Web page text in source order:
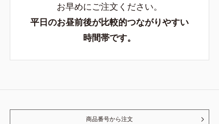
お早めにご注文ください。
平日のお昼前後が比較的つながりやすい
時間帯です。
商品番号から注文